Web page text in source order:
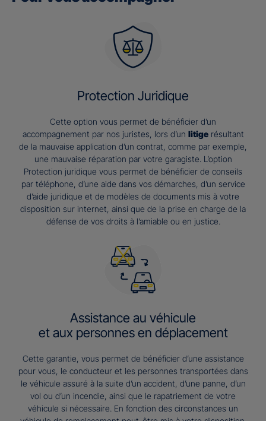
Protection Juridique
Cette option vous permet de bénéficier d’un
accompagnement par nos juristes, lors d’un litigerésultant
de la mauvaise application d’un contrat, comme par exemple,
une mauvaise réparation par votre garagiste. L’option
Protection juridique vous permet de bénéficier de conseils
par téléphone, d’une aide dans vos démarches, d’un service
d’aide juridique et de modèles de documents mis à votre
disposition sur internet, ainsi que de la prise en charge de la
défense de vos droits à l’amiable ou en justice.
Assistance au véhicule
et aux personnes en déplacement
Cette garantie, vous permet de bénéficier d’une assistance
pour vous, le conducteur et les personnes transportées dans
le véhicule assuré à la suite d’un accident, d’une panne, d’un
vol ou d’un incendie, ainsi que le rapatriement de votre
véhicule si nécessaire. En fonction des circonstances un